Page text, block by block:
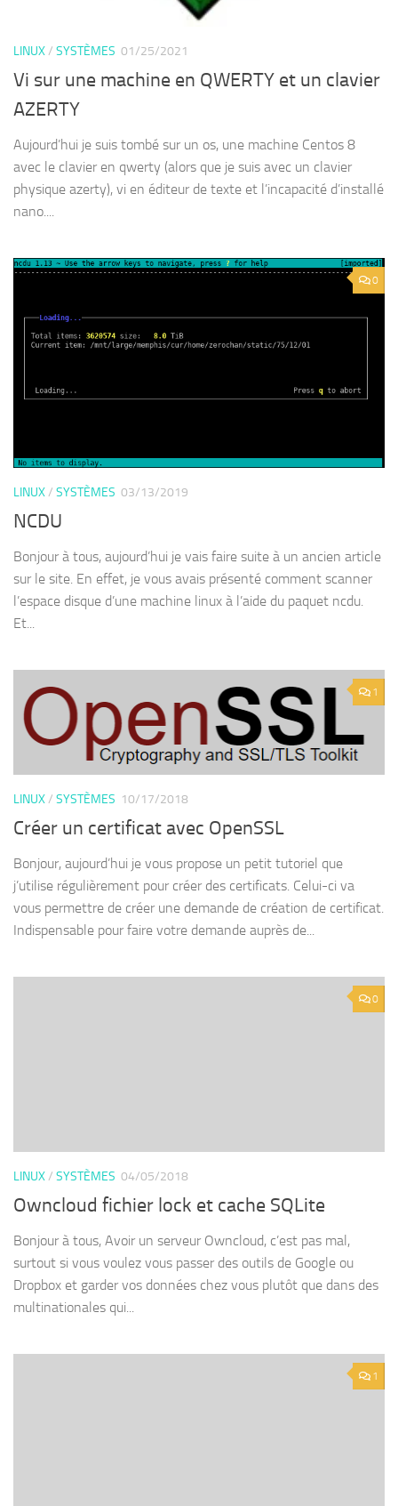
LINUX/ SYSTÈMES 01/25/2021
Vi sur une machine en QWERTY et un clavier
AZERTY
Aujourd’hui je suis tombé sur un os, une machine Centos 8
avec le clavier en qwerty (alors que je suis avec un clavier
physique azerty), vi en éditeur de texte et l’incapacité d’installé
nano....
0
LINUX/ SYSTÈMES 03/13/2019
NCDU
Bonjour à tous, aujourd’hui je vais faire suite à un ancien article
sur le site. En effet, je vous avais présenté comment scanner
l’espace disque d’une machine linux à l’aide du paquet ncdu.
Et...
1
LINUX/ SYSTÈMES 10/17/2018
Créer un certificat avec OpenSSL
Bonjour, aujourd’hui je vous propose un petit tutoriel que
j’utilise régulièrement pour créer des certificats. Celui-ci va
vous permettre de créer une demande de création de certificat.
Indispensable pour faire votre demande auprès de...
0
LINUX/ SYSTÈMES 04/05/2018
Owncloud fichier lock et cache SQLite
Bonjour à tous, Avoir un serveur Owncloud, c’est pas mal,
surtout si vous voulez vous passer des outils de Google ou
Dropbox et garder vos données chez vous plutôt que dans des
multinationales qui...
1